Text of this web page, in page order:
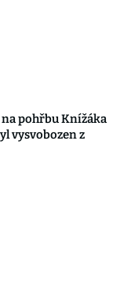
pohřbu Knížáka
vysvobozen z